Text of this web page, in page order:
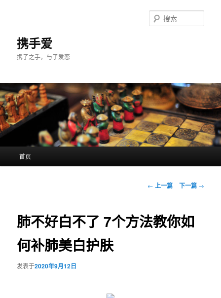
携手爱
携子之手，与子爱恋
索
首页
文
航
← 上一篇 下一篇 →
肺不好白不了 7个方法教你如
何补肺美白护肤
发表于2020年9月12日